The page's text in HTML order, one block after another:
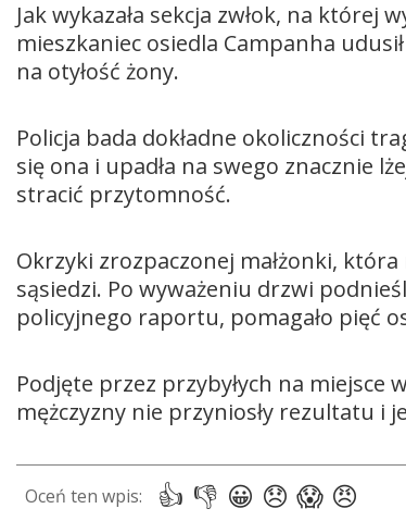
Jak wykazała sekcja zwłok, na której
mieszkaniec osiedla Campanha
na otyłość żony.
Policja bada dokładne okoliczności
się ona i upadła na swego znacznie
stracić przytomność.
Okrzyki zrozpaczonej małżonki,
sąsiedzi. Po wyważeniu drzwi
policyjnego raportu, pomagało pięć
Podjęte przez przybyłych na
mężczyzny nie przyniosły rezultatu i